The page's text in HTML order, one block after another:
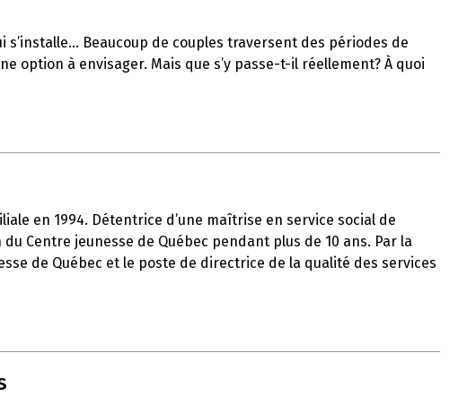
Beaucoup de couples traversent des périodes de
à envisager. Mais que s’y passe-t-il réellement? À quoi
en 1994. Détentrice d’une maîtrise en service social de
Centre jeunesse de Québec pendant plus de 10 ans. Par la
de Québec et le poste de directrice de la qualité des services